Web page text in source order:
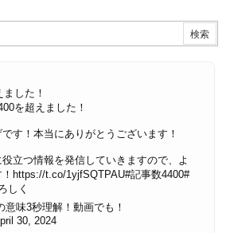
した！
を超えました！
す！本当にありがとうございます！
立つ情報を発信していきますので、よ
https://t.co/1yjfSQTPAU#記事数4400#
しく
味3秒理解！動画でも！
30, 2024